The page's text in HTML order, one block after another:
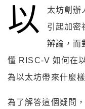
以
太坊創辦
引起加密
辯論，而
懂 RISC-V 如何在
為以太坊帶來什麼
為了解答這個疑問